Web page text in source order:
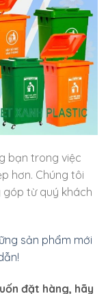
bạn trong việc
hơn. Chúng tôi
góp từ quý khách
sản phẩm mới
đặt hàng, hãy